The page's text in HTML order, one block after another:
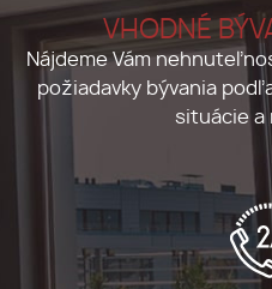
VHODNÉ
Nájdeme Vám
požiadavky bývania
situácie a